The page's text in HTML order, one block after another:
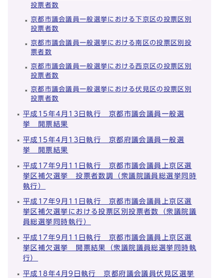
投票者数
京都市議会議員一般選挙における下京区の投票区別
投票者数
京都市議会議員一般選挙における南区の投票区別投
票者数
京都市議会議員一般選挙における西京区の投票区別
投票者数
京都市議会議員一般選挙における伏見区の投票区別
投票者数
平成15年4月13日執行 京都市議会議員一般選
挙 開票結果
平成15年4月13日執行 京都府議会議員一般選
挙 開票結果
平成17年9月11日執行 京都市議会議員上京区選
挙区補欠選挙 投票者数調（衆議院議員総選挙同時
執行）
平成17年9月11日執行 京都市議会議員上京区選
挙区補欠選挙における投票区別投票者数（衆議院議
員総選挙同時執行）
平成17年9月11日執行 京都市議会議員上京区選
挙区補欠選挙 開票結果（衆議院議員総選挙同時執
行）
平成18年4月9日執行 京都府議会議員伏見区選挙